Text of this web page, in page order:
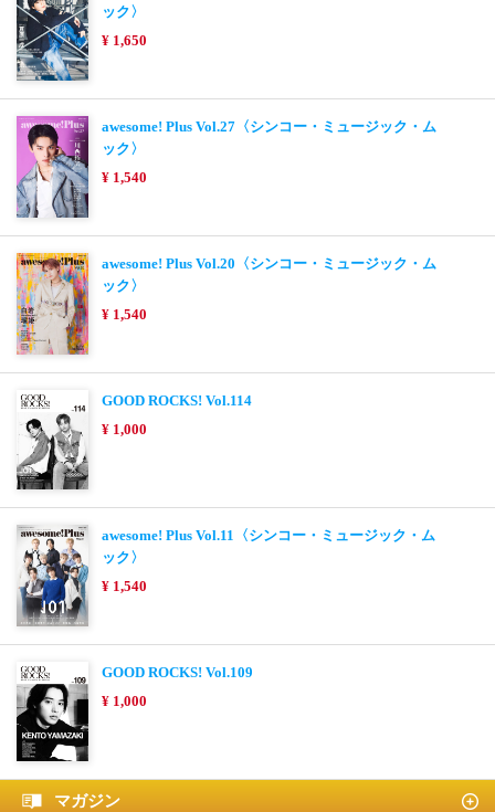
ック〉
¥ 1,650
awesome! Plus Vol.27〈シンコー・ミュージック・ム
ック〉
¥ 1,540
awesome! Plus Vol.20〈シンコー・ミュージック・ム
ック〉
¥ 1,540
GOOD ROCKS! Vol.114
¥ 1,000
awesome! Plus Vol.11〈シンコー・ミュージック・ム
ック〉
¥ 1,540
GOOD ROCKS! Vol.109
¥ 1,000
マガジン